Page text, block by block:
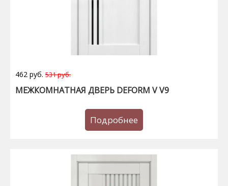
462 руб. 531 руб.
МЕЖКОМНАТНАЯ ДВЕРЬ DEFORM V V9
Подробнее